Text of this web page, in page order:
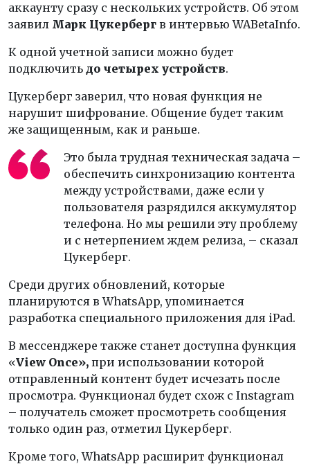
аккаунту сразу с нескольких устройств. Об этом
заявил Марк Цукерберг в интервью WABetaInfo.
К одной учетной записи можно будет
подключить до четырех устройств.
Цукерберг заверил, что новая функция не
нарушит шифрование. Общение будет таким
же защищенным, как и раньше.
Это была трудная техническая задача –
обеспечить синхронизацию контента
между устройствами, даже если у
пользователя разрядился аккумулятор
телефона. Но мы решили эту проблему
и с нетерпением ждем релиза, – сказал
Цукерберг.
Среди других обновлений, которые
планируются в WhatsApp, упоминается
разработка специального приложения для iPad.
В мессенджере также станет доступна функция
«View Once», при использовании которой
отправленный контент будет исчезать после
просмотра. Функционал будет схож с Instagram
– получатель сможет просмотреть сообщения
только один раз, отметил Цукерберг.
Кроме того, WhatsApp расширит функционал